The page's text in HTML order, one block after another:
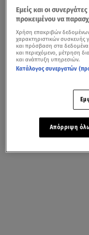
Εμείς και οι
προκειμένου να
Χρήση επακριβών
χαρακτηριστικών συσκευής
και πρόσβαση στα δεδομένα
και περιεχόμενο, μέτρηση
και ανάπτυξη υπηρεσιών.
Κατάλογος συνεργατών
Απόρριψη